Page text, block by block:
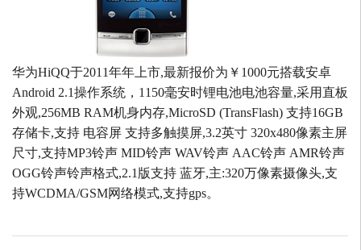
华为HiQQ于2011年年上市,最新报价为￥1000元搭载安卓
Android 2.1操作系统，1150毫安时锂电池电池容量,采用直板
外观,256MB RAM机身内存,MicroSD (TransFlash) 支持16GB
存储卡,支持 电容屏 支持多触摸屏,3.2英寸 320x480像素主屏
尺寸,支持MP3铃声 MID铃声 WAV铃声 AAC铃声 AMR铃声
OGG铃声铃声格式,2.1版支持 蓝牙,主:320万像素摄像头,支
持WCDMA/GSM网络模式,支持gps。